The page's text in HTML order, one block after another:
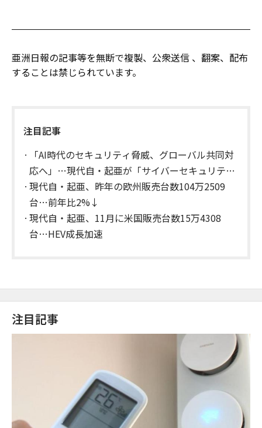
亜洲日報の記事等を無断で複製、公衆送信 、翻案、配布
することは禁じられています。
注目記事
「AI時代のセキュリティ脅威、グローバル共同対
応へ」…現代自・起亜が「サイバーセキュリテ
ィ・ワーキンググループ」を発足
現代自・起亜、昨年の欧州販売台数104万2509
台…前年比2%↓
現代自・起亜、11月に米国販売台数15万4308
台…HEV成長加速
注目記事